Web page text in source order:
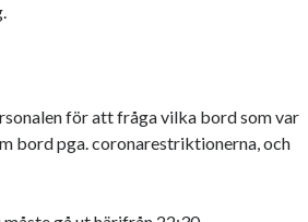
för att fråga vilka bord som var
bord pga. coronarestriktionerna, och